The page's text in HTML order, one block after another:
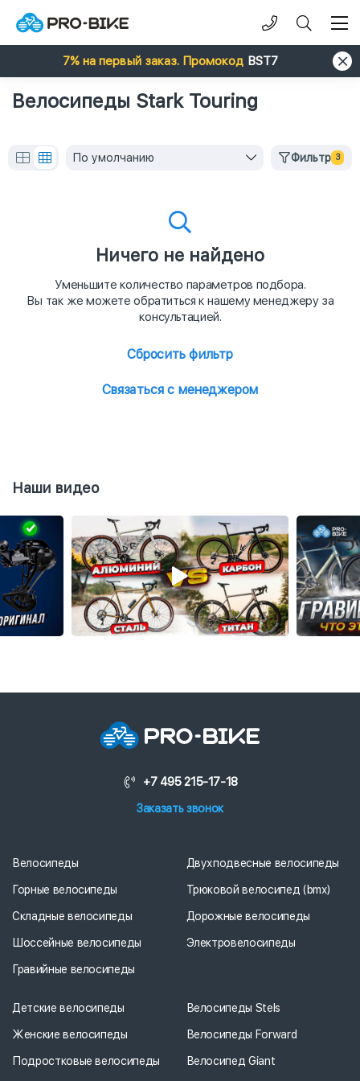
7% на первый заказ. Промокод BST7
Велосипеды Stark Touring
По умолчанию Фильтр 3
Ничего не найдено
Уменьшите количество параметров подбора.
Вы так же можете обратиться к нашему менеджеру за
консультацией.
Сбросить фильтр
Связаться с менеджером
Наши видео
+7 495 215-17-18
Заказать звонок
Велосипеды
Горные велосипеды
Складные велосипеды
Шоссейные велосипеды
Гравийные велосипеды
Двухподвесные велосипеды
Трюковой велосипед (bmx)
Дорожные велосипеды
Электровелосипеды
Детские велосипеды
Женские велосипеды
Подростковые велосипеды
Велосипеды Stels
Велосипеды Forward
Велосипед Giant